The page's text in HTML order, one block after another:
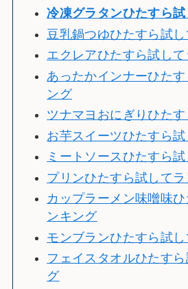
冷凍グラタンひたすら
豆乳鍋つゆひたすら試
エクレアひたすら試し
あったかインナーひた
ング
ツナマヨおにぎりひた
お芋スイーツひたすら
ミートソースひたすら
プリンひたすら試して
カップラーメン味噌味
ンキング
モンブランひたすら試
フェイスタオルひたす
グ